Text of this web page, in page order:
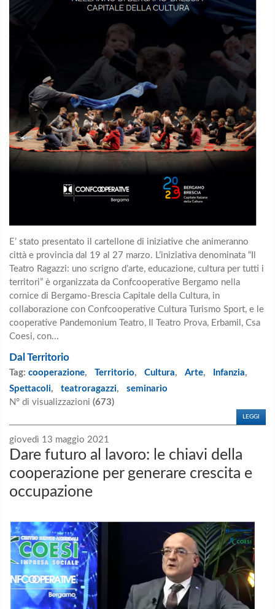
E’ stato presentato il cartellone di iniziative che animeranno
città e provincia dal 19 al 27 marzo. L’iniziativa denominata “Il
Teatro Ragazzi: uno scrigno d’arte, educazione, cultura per tutti i
territori” è organizzata da Confcooperative Bergamo nella
cornice di Bergamo-Brescia Capitale della Cultura, in
collaborazione con Confcooperative Cultura Turismo Sport, e le
cooperative Pandemonium Teatro, Il Teatro Prova, Erbamil, Csa
Coesi, con...
Dal Territorio
Tag: cooperazione, Territorio, Cultura, Arte, Infanzia,
Spettacoli, teatroragazzi, seminario
N° di visualizzazioni (673)
LEGGI
giovedì 13 maggio 2021
Dare futuro al lavoro: le chiavi della
cooperazione per generare crescita e
occupazione